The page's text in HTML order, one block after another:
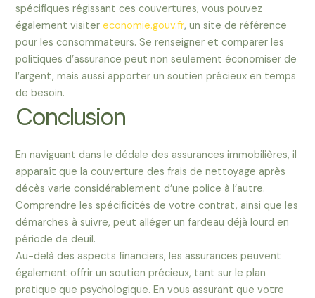
spécifiques régissant ces couvertures, vous pouvez
également visitereconomie.gouv.fr, un site de référence
pour les consommateurs. Se renseigner et comparer les
politiques d’assurance peut non seulement économiser de
l’argent, mais aussi apporter un soutien précieux en temps
de besoin.
Conclusion
En naviguant dans le dédale des assurances immobilières, il
apparaît que la couverture des frais de nettoyage après
décès varie considérablement d’une police à l’autre.
Comprendre les spécificités de votre contrat, ainsi que les
démarches à suivre, peut alléger un fardeau déjà lourd en
période de deuil.
Au-delà des aspects financiers, les assurances peuvent
également offrir un soutien précieux, tant sur le plan
pratique que psychologique. En vous assurant que votre